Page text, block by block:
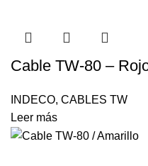
Cable TW-80 –
INDECO, CABLES TW
Leer más